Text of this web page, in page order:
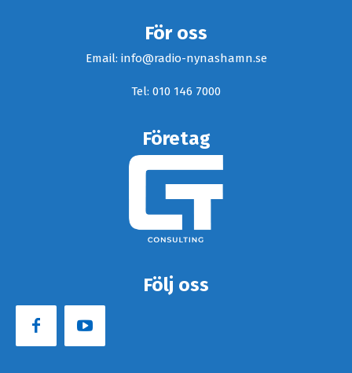
För oss
Email: info@radio-nynashamn.se
Tel: 010 146 7000
Företag
Följ oss